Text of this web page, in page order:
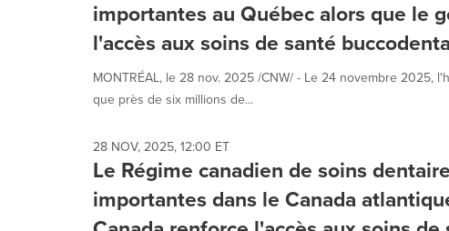
importantes au Québec alors que le
l'accès aux soins de santé
MONTRÉAL, le 28 nov. 2025 /CNW/ - Le 24 novembre 2025,
que près de six millions de...
28 NOV, 2025, 12:00 ET
Le Régime canadien de soins
importantes dans le Canada